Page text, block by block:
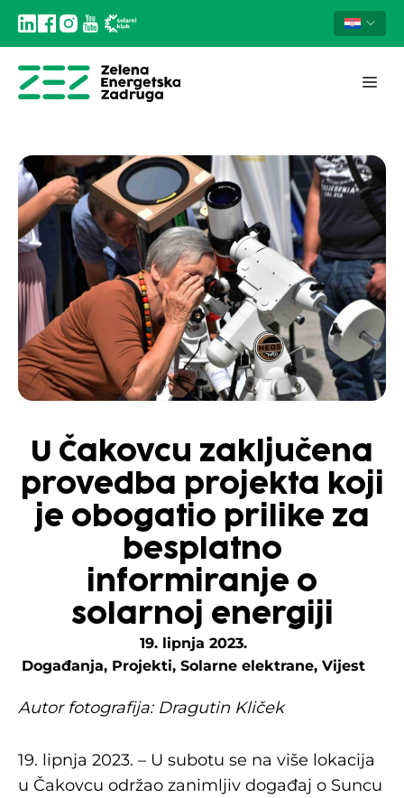
U Čakovcu zaključena
provedba projekta koji
je obogatio prilike za
besplatno
informiranje o
solarnoj energiji
19. lipnja 2023.
Događanja, Projekti, Solarne elektrane, Vijest
Autor fotografija: Dragutin Kliček
19. lipnja 2023. – U subotu se na više lokacija
u Čakovcu održao zanimljiv događaj o Suncu